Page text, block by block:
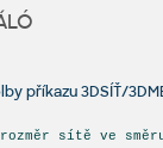
příkazu 3DSÍŤ/
sítě ve